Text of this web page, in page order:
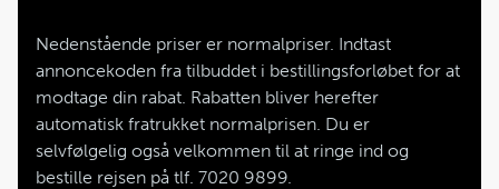
Nedenstående priser er normalpriser. Indtast
annoncekoden fra tilbuddet i bestillingsforløbet for at
modtage din rabat. Rabatten bliver herefter
automatisk fratrukket normalprisen. Du er
selvfølgelig også velkommen til at ringe ind og
bestille rejsen på tlf. 7020 9899.